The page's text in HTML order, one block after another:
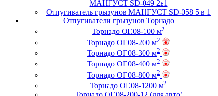
МАНГУСТ SD-049 2в1
Отпугиватель грызунов МАНГУСТ SD-058 5 в 1
Отпугиватели грызунов Торнадо
Торнадо ОГ.08-100 м2
Торнадо ОГ.08-200 м2
Торнадо ОГ.08-300 м2
Торнадо ОГ.08-400 м2
Торнадо ОГ.08-800 м2
Торнадо ОГ.08-1200 м2
Торнадо ОГ.08-200-12 (для авто)